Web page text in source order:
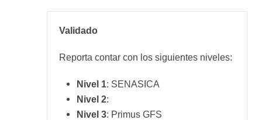
Validado
Reporta contar con los siguientes niveles:
Nivel 1: SENASICA
Nivel 2:
Nivel 3: Primus GFS